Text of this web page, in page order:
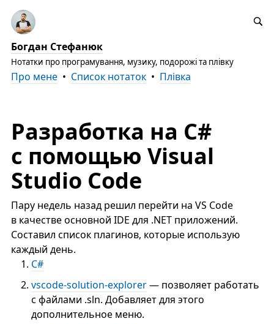
Богдан Стефанюк
Нотатки про програмування, музику, подорожі та плівку
Про мене• Список нотаток• Плівка
Разработка на C#
с помощью Visual
Studio Code
Пару недель назад решил перейти на VS Code
в качестве основной IDE для .NET приложений.
Составил список плагинов, которые использую
каждый день.
C#
vscode-solution-explorer— позволяет работать
с файлами .sln. Добавляет для этого
дополнительное меню.